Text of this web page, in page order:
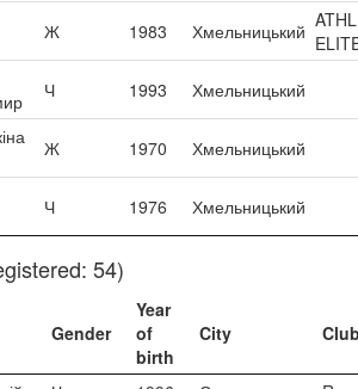
Ж 1983 Хмельницький
Ч 1993 Хмельницький
Ж 1970 Хмельницький
Ч 1976 Хмельницький
54)
Gender
Year
of
birth
City